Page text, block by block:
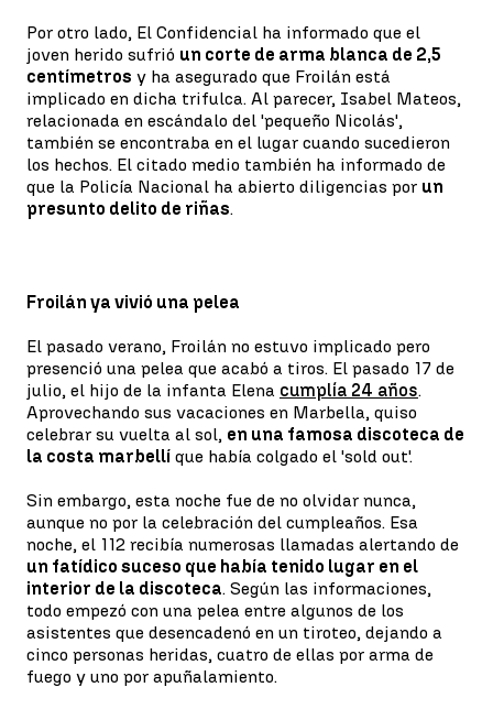
Por otro lado, El Confidencial ha informado que el
joven herido sufrió un corte de arma blanca de 2,5
centímetros y ha asegurado que Froilán está
implicado en dicha trifulca. Al parecer, Isabel Mateos,
relacionada en escándalo del 'pequeño Nicolás',
también se encontraba en el lugar cuando sucedieron
los hechos. El citado medio también ha informado de
que la Policía Nacional ha abierto diligencias por un
presunto delito de riñas.
Froilán ya vivió una pelea
El pasado verano, Froilán no estuvo implicado pero
presenció una pelea que acabó a tiros. El pasado 17 de
julio, el hijo de la infanta Elena cumplía 24 años.
Aprovechando sus vacaciones en Marbella, quiso
celebrar su vuelta al sol, en una famosa discoteca de
la costa marbellí que había colgado el 'sold out'.
Sin embargo, esta noche fue de no olvidar nunca,
aunque no por la celebración del cumpleaños. Esa
noche, el 112 recibía numerosas llamadas alertando de
un fatídico suceso que había tenido lugar en el
interior de la discoteca. Según las informaciones,
todo empezó con una pelea entre algunos de los
asistentes que desencadenó en un tiroteo, dejando a
cinco personas heridas, cuatro de ellas por arma de
fuego y uno por apuñalamiento.